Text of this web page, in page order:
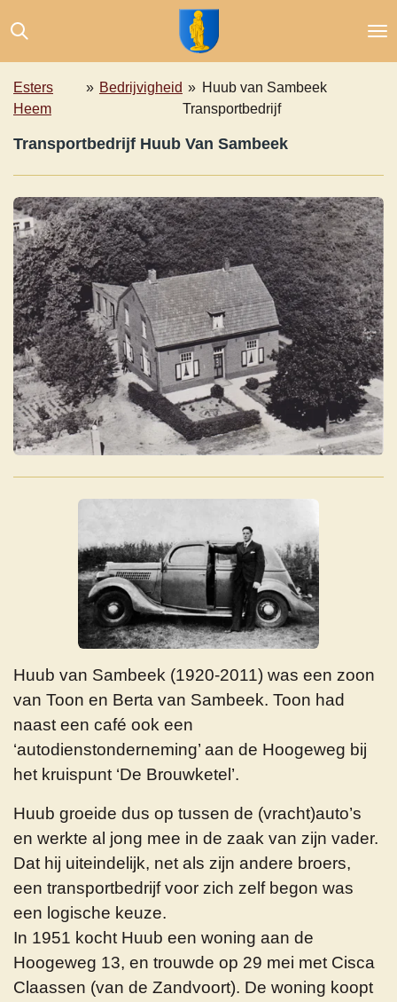
direct
naar
de
hoofdinhoud
Esters
Heem
» Bedrijvigheid » Huub van Sambeek
Transportbedrijf
Transportbedrijf Huub Van Sambeek
Huub van Sambeek (1920-2011) was een zoon
van Toon en Berta van Sambeek. Toon had
naast een café ook een
‘autodienstonderneming’ aan de Hoogeweg bij
het kruispunt ‘De Brouwketel’.
Huub groeide dus op tussen de (vracht)auto’s
en werkte al jong mee in de zaak van zijn vader.
Dat hij uiteindelijk, net als zijn andere broers,
een transportbedrijf voor zich zelf begon was
een logische keuze.
In 1951 kocht Huub een woning aan de
Hoogeweg 13, en trouwde op 29 mei met Cisca
Claassen (van de Zandvoort). De woning koopt